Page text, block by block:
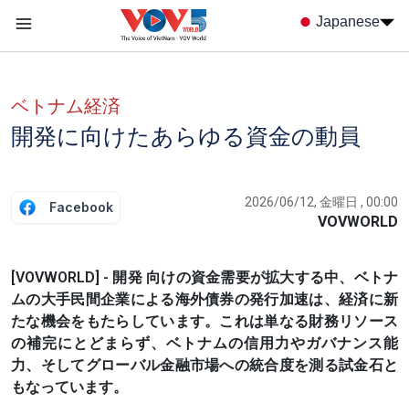
Japanese
ベトナム経済
開発に向けたあらゆる資金の動員
Facebook 2026/06/12, 金曜日 , 00:00
VOVWORLD
[VOVWORLD] - 開発 向けの資金需要が拡大する中、ベトナ
ムの大手民間企業による海外債券の発行加速は、経済に新
たな機会をもたらしています。これは単なる財務リソース
の補完にとどまらず、ベトナムの信用力やガバナンス能
力、そしてグローバル金融市場への統合度を測る試金石と
もなっています。